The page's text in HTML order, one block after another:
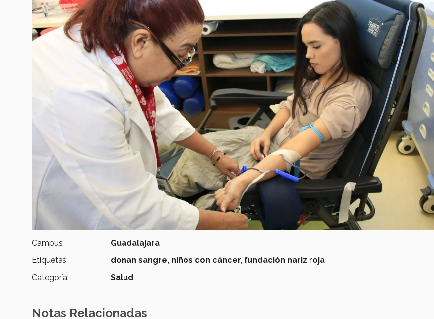
Campus:
Guadalajara
Etiquetas:
donan sangre, niños con cáncer, fundación nariz roja
Categoría:
Salud
Notas Relacionadas